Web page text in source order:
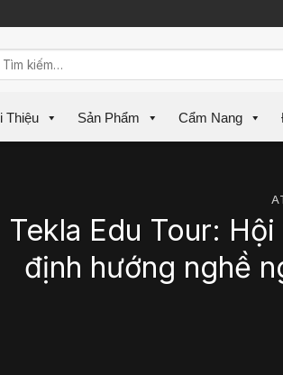
Thiệu Sản Phẩm Cẩm Nang
Tekla Edu Tour:
định hướng nghề